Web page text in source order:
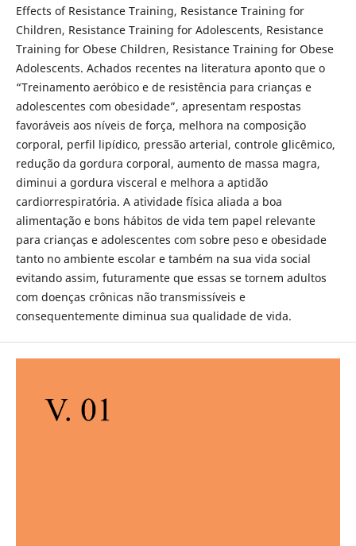
Effects of Resistance Training, Resistance Training for
Children, Resistance Training for Adolescents, Resistance
Training for Obese Children, Resistance Training for Obese
Adolescents. Achados recentes na literatura aponto que o
“Treinamento aeróbico e de resistência para crianças e
adolescentes com obesidade”, apresentam respostas
favoráveis aos níveis de força, melhora na composição
corporal, perfil lipídico, pressão arterial, controle glicêmico,
redução da gordura corporal, aumento de massa magra,
diminui a gordura visceral e melhora a aptidão
cardiorrespiratória. A atividade física aliada a boa
alimentação e bons hábitos de vida tem papel relevante
para crianças e adolescentes com sobre peso e obesidade
tanto no ambiente escolar e também na sua vida social
evitando assim, futuramente que essas se tornem adultos
com doenças crônicas não transmissíveis e
consequentemente diminua sua qualidade de vida.